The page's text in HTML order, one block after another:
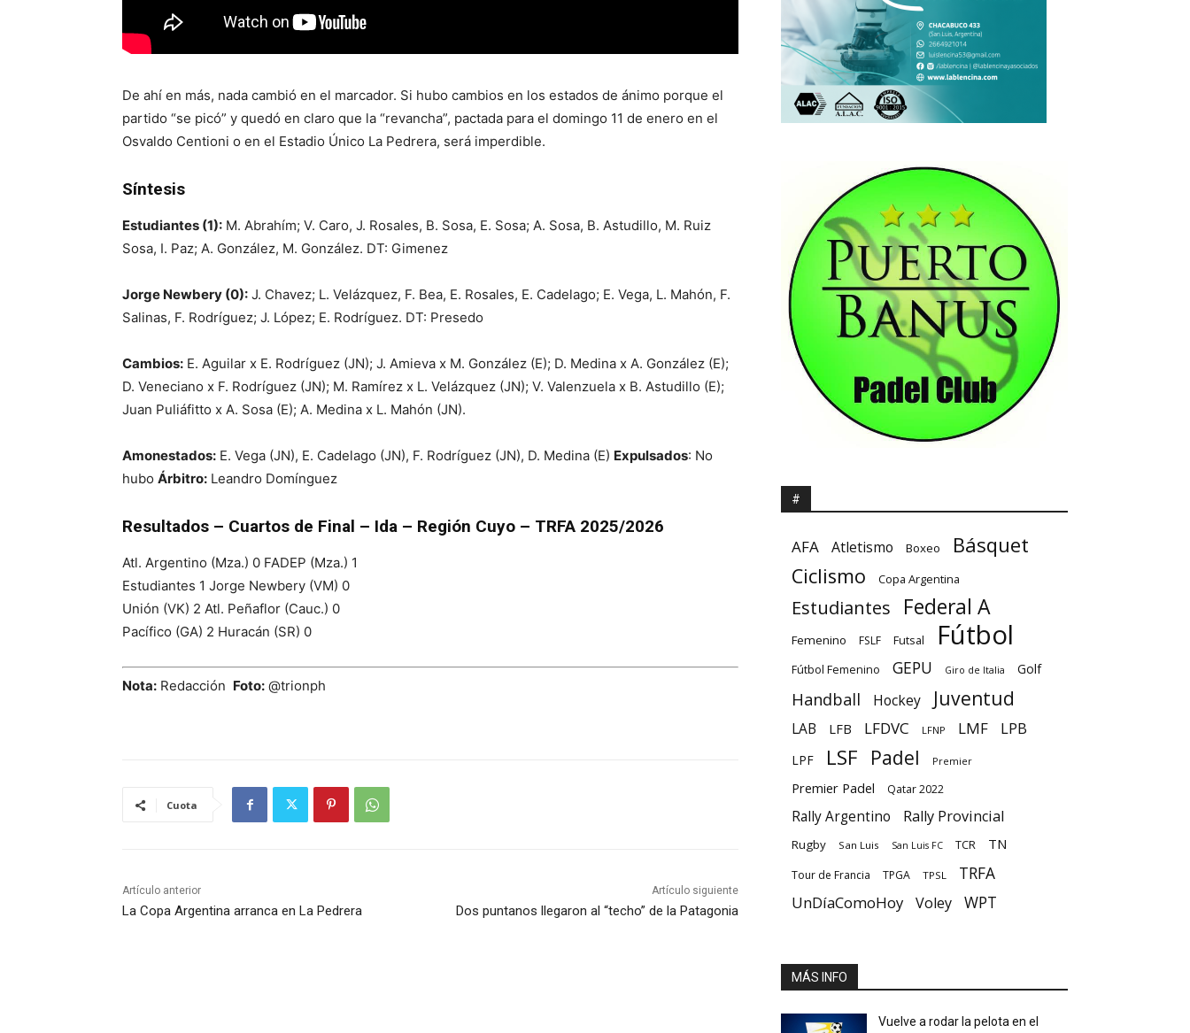
De ahí en más, nada cambió en el marcador. Si hubo cambios en los estados de ánimo porque el
partido “se picó” y quedó en claro que la “revancha”, pactada para el domingo 11 de enero en el
Osvaldo Centioni o en el Estadio Único La Pedrera, será imperdible.
Síntesis
Estudiantes (1): M. Abrahím; V. Caro, J. Rosales, B. Sosa, E. Sosa; A. Sosa, B. Astudillo, M. Ruiz
Sosa, I. Paz; A. González, M. González. DT: Gimenez
Jorge Newbery (0): J. Chavez; L. Velázquez, F. Bea, E. Rosales, E. Cadelago; E. Vega, L. Mahón, F.
Salinas, F. Rodríguez; J. López; E. Rodríguez. DT: Presedo
Cambios: E. Aguilar x E. Rodríguez (JN); J. Amieva x M. González (E); D. Medina x A. González (E);
D. Veneciano x F. Rodríguez (JN); M. Ramírez x L. Velázquez (JN); V. Valenzuela x B. Astudillo (E);
Juan Puliáfitto x A. Sosa (E); A. Medina x L. Mahón (JN).
Amonestados: E. Vega (JN), E. Cadelago (JN), F. Rodríguez (JN), D. Medina (E) Expulsados: No
hubo Árbitro: Leandro Domínguez
Resultados – Cuartos de Final – Ida – Región Cuyo – TRFA 2025/2026
Atl. Argentino (Mza.) 0 FADEP (Mza.) 1
Estudiantes 1 Jorge Newbery (VM) 0
Unión (VK) 2 Atl. Peñaflor (Cauc.) 0
Pacífico (GA) 2 Huracán (SR) 0
Nota: Redacción Foto: @trionph
Cuota
Artículo anterior
La Copa Argentina arranca en La Pedrera
Artículo siguiente
Dos puntanos llegaron al “techo” de la Patagonia
#
AFA Atletismo Boxeo Básquet
Ciclismo Copa Argentina
Estudiantes Federal A
Femenino FSLF Futsal Fútbol
Fútbol Femenino GEPU Giro de Italia Golf
Handball Hockey Juventud
LAB LFB LFDVC LFNP LMF LPB
LPF LSF Padel Premier
Premier Padel Qatar 2022
Rally Argentino Rally Provincial
Rugby San Luis San Luis FC TCR TN
Tour de Francia TPGA TPSL TRFA
UnDíaComoHoy Voley WPT
MÁS INFO
Vuelve a rodar la pelota en el